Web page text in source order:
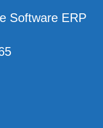
Software ERP